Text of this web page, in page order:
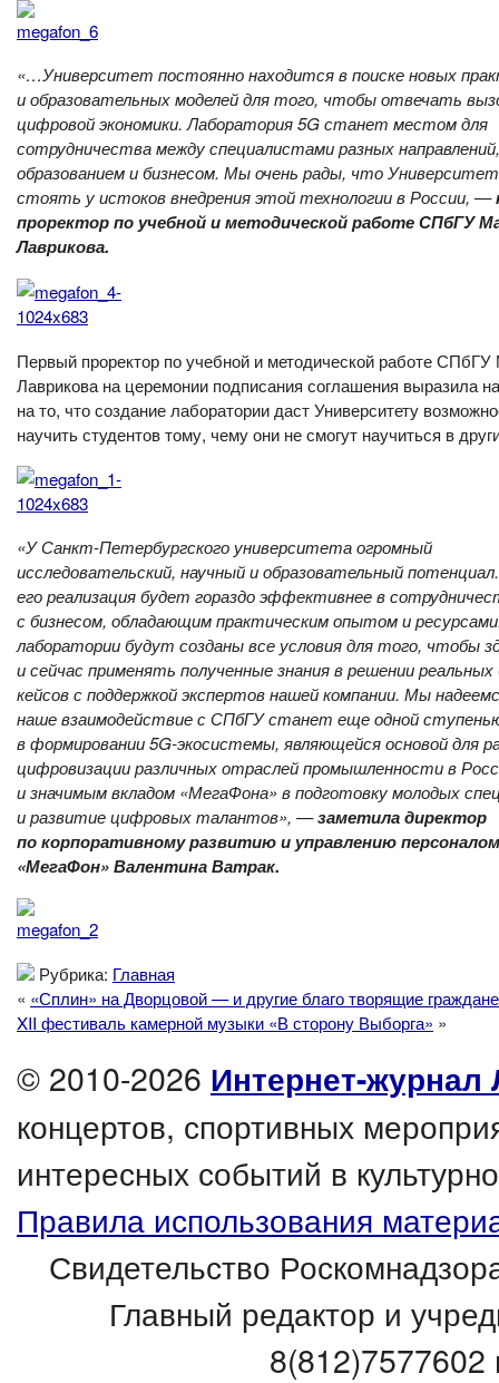
«…Университет постоянно находится в поиске новых
и образовательных моделей для того, чтобы отвечать
цифровой экономики. Лаборатория 5G станет местом для
сотрудничества между специалистами разных направлений,
образованием и бизнесом. Мы очень рады, что
стоять у истоков внедрения этой технологии в России, —
проректор по учебной и методической работе СПбГУ
Лаврикова.
Первый проректор по учебной и методической работе
Лаврикова на церемонии подписания соглашения выразила
на то, что создание лаборатории даст Университету
научить студентов тому, чему они не смогут научиться в
«У Санкт-Петербургского университета огромный
исследовательский, научный и образовательный
его реализация будет гораздо эффективнее в
с бизнесом, обладающим практическим опытом и
лаборатории будут созданы все условия для того, чтобы
и сейчас применять полученные знания в решении реальных
кейсов с поддержкой экспертов нашей компании. Мы
наше взаимодействие с СПбГУ станет еще одной
в формировании 5G-экосистемы, являющейся основой для
цифровизации различных отраслей промышленности в
и значимым вкладом «МегаФона» в подготовку молодых
и развитие цифровых талантов», —заметила директор
по корпоративному развитию и управлению
«МегаФон» Валентина Ватрак.
Рубрика: Главная
« «Сплин» на Дворцовой — и другие благо творящие
XII фестиваль камерной музыки «В сторону Выборга» »
© 2010-2026 Интернет-журнал
концертов, спортивных
интересных событий в
Правила использования
Свидетельство
Главный редактор и
8(812)7577602